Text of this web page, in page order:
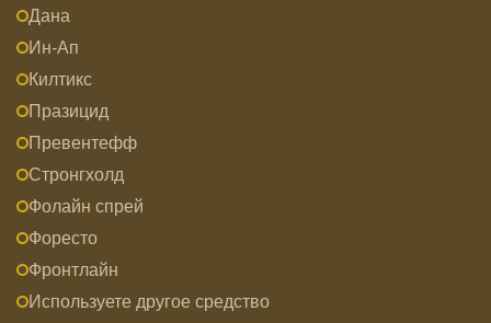
Дана
Ин-Ап
Килтикс
Празицид
Превентефф
Стронгхолд
Фолайн спрей
Форесто
Фронтлайн
Используете другое средство